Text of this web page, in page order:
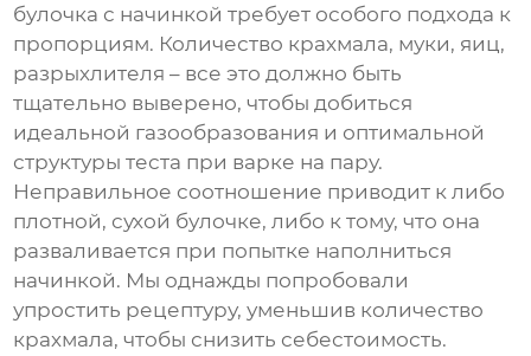
булочка с начинкой требует особого подхода к
пропорциям. Количество крахмала, муки, яиц,
разрыхлителя – все это должно быть
тщательно выверено, чтобы добиться
идеальной газообразования и оптимальной
структуры теста при варке на пару.
Неправильное соотношение приводит к либо
плотной, сухой булочке, либо к тому, что она
разваливается при попытке наполниться
начинкой. Мы однажды попробовали
упростить рецептуру, уменьшив количество
крахмала, чтобы снизить себестоимость.